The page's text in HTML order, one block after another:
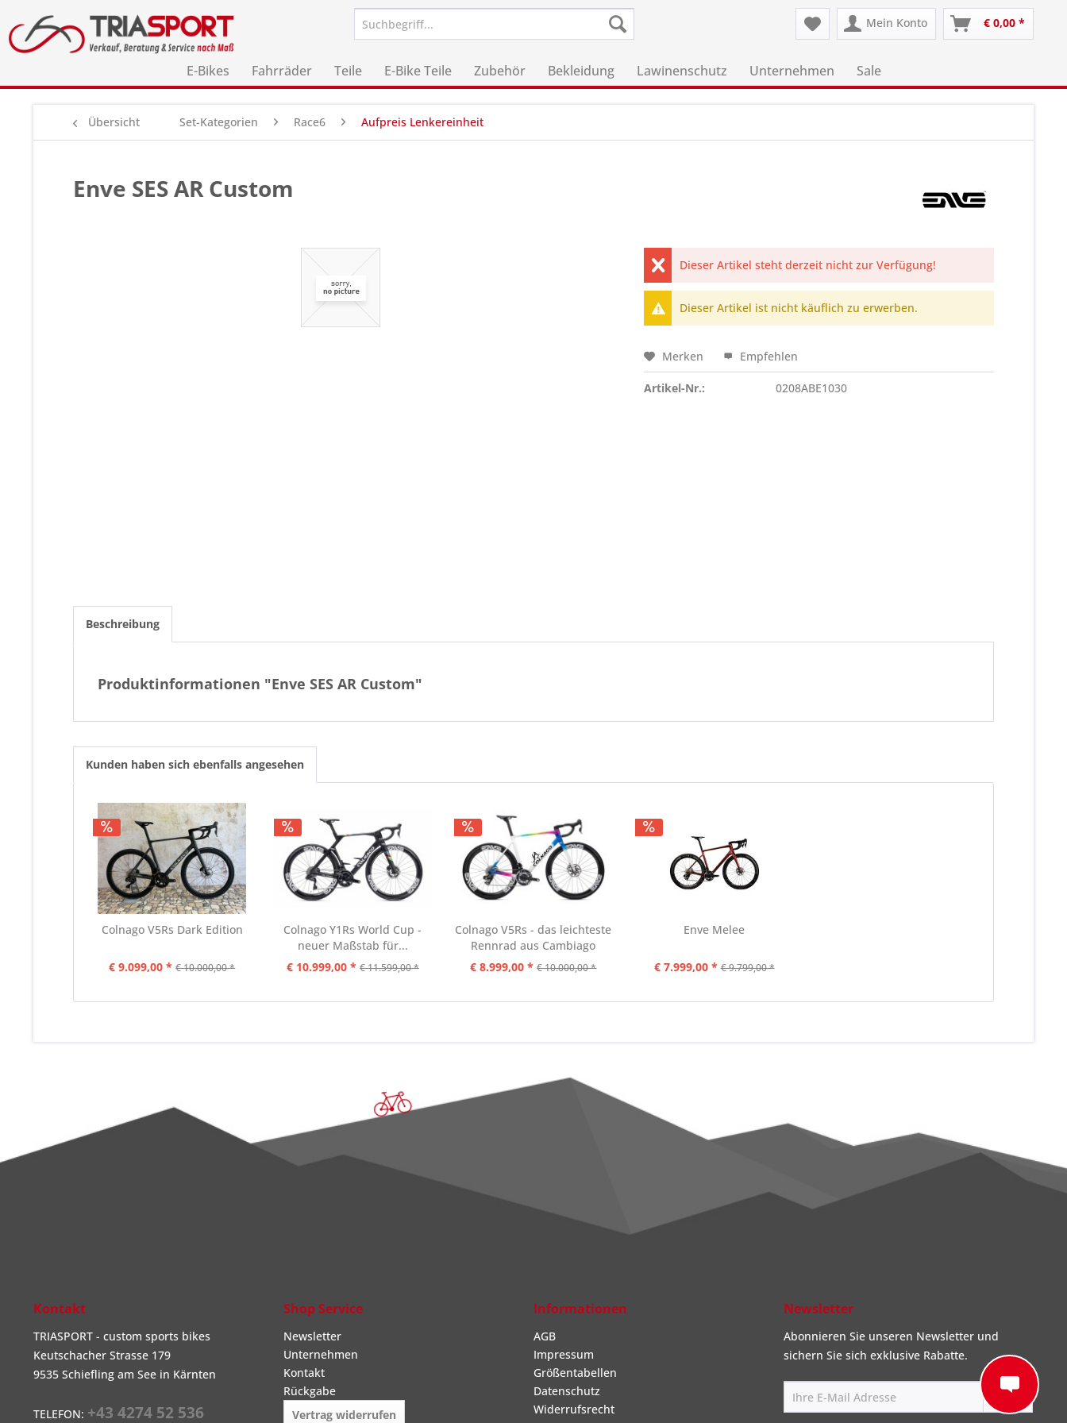
Mein Konto € 0,00 *
E-Bikes Fahrräder Teile E-Bike Teile Zubehör Bekleidung Lawinenschutz Unternehmen Sale
Übersicht Set-Kategorien Race6 Aufpreis Lenkereinheit
Enve SES AR Custom
Dieser Artikel steht derzeit nicht zur Verfügung!
Dieser Artikel ist nicht käuflich zu erwerben.
Merken Empfehlen
Artikel-Nr.: 0208ABE1030
Beschreibung
Produktinformationen "Enve SES AR Custom"
Kunden haben sich ebenfalls angesehen
Colnago V5Rs Dark Edition
€ 9.099,00 * € 10.000,00 *
Colnago Y1Rs World Cup -
neuer Maßstab für...
€ 10.999,00 * € 11.599,00 *
Colnago V5Rs - das leichteste
Rennrad aus Cambiago
€ 8.999,00 * € 10.000,00 *
Enve Melee
€ 7.999,00 * € 9.799,00 *
Kontakt
TRIASPORT - custom sports bikes
Keutschacher Strasse 179
9535 Schiefling am See in Kärnten
TELEFON: +43 4274 52 536
Shop Service
Newsletter
Unternehmen
Kontakt
Rückgabe
Vertrag widerrufen
Informationen
AGB
Impressum
Größentabellen
Datenschutz
Widerrufsrecht
Newsletter
Abonnieren Sie unseren Newsletter und
sichern Sie sich exklusive Rabatte.